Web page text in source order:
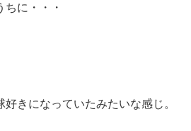
に・・・
きになっていたみたいな感じ。